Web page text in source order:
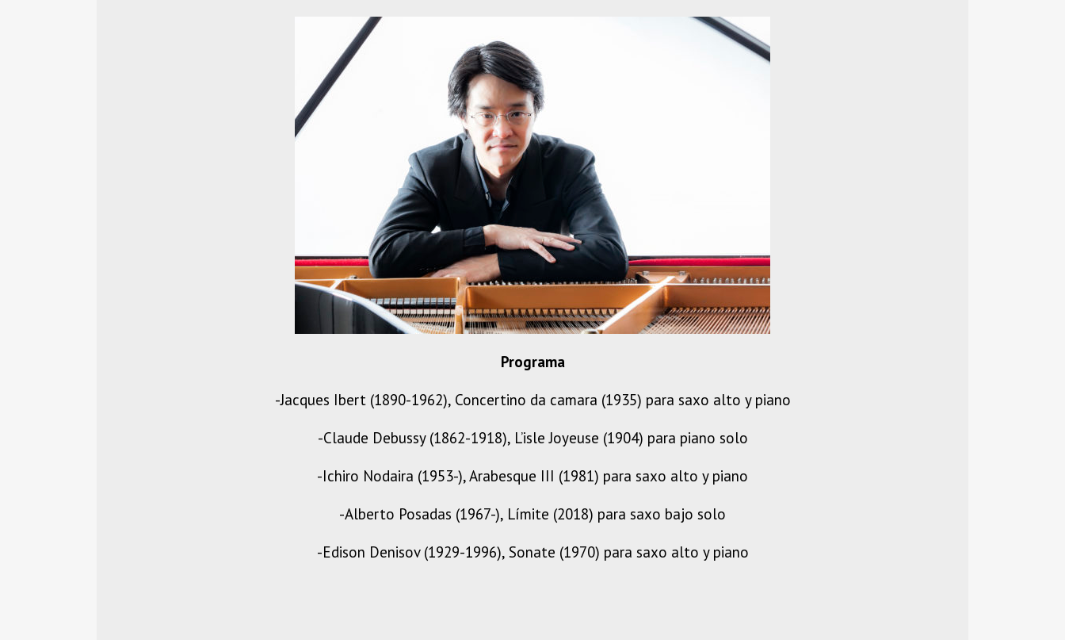
Programa
-Jacques Ibert (1890-1962), Concertino da camara (1935) para saxo alto y piano
-Claude Debussy (1862-1918), L’isle Joyeuse (1904) para piano solo
-Ichiro Nodaira (1953-), Arabesque III (1981) para saxo alto y piano
-Alberto Posadas (1967-), Límite (2018) para saxo bajo solo
-Edison Denisov (1929-1996), Sonate (1970) para saxo alto y piano